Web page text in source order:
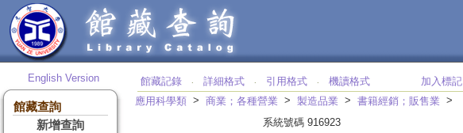
English Version
館藏查詢
新增查詢
館藏記錄 ‧ 詳細格式 ‧ 引用格式 ‧ 機讀格式 加入標記
應用科學類 > 商業；各種營業 > 製造品業 > 書籍經銷；販售業 >
系統號碼 916923